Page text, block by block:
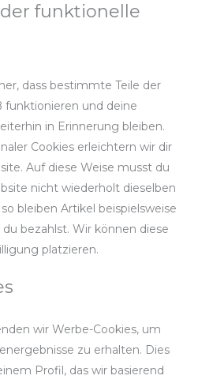
funktionelle
dass bestimmte Teile der
und deine
in Erinnerung bleiben.
Cookies erleichtern wir dir
Auf diese Weise musst du
nicht wiederholt dieselben
bleiben Artikel beispielsweise
bezahlst. Wir können diese
platzieren.
wir Werbe-Cookies, um
zu erhalten. Dies
Profil, das wir basierend